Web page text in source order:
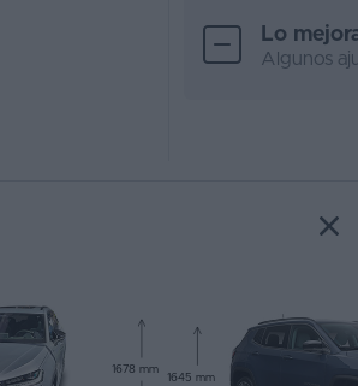
Lo
Algunos
1678 mm
1645 mm